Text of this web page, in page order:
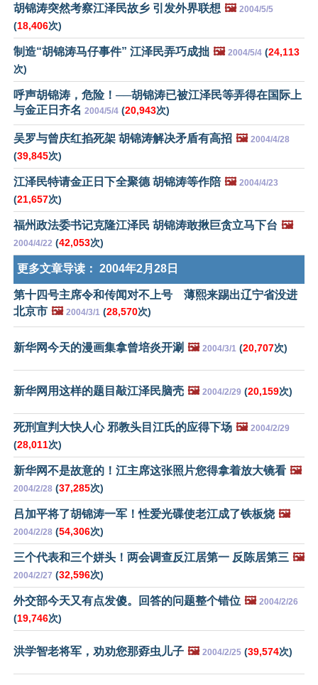
胡锦涛突然考察江泽民故乡 引发外界联想 🖼️ 2004/5/5
(18,406次)
制造“胡锦涛马仔事件” 江泽民弄巧成拙 🖼️ 2004/5/4 (24,113
次)
呼声胡锦涛，危险！──胡锦涛已被江泽民等弄得在国际上
与金正日齐名 2004/5/4 (20,943次)
吴罗与曾庆红掐死架 胡锦涛解决矛盾有高招 🖼️ 2004/4/28
(39,845次)
江泽民特请金正日下全聚德 胡锦涛等作陪 🖼️ 2004/4/23
(21,657次)
福州政法委书记克隆江泽民 胡锦涛敢揪巨贪立马下台 🖼️
2004/4/22 (42,053次)
更多文章导读： 2004年2月28日
第十四号主席令和传闻对不上号 薄熙来踢出辽宁省没进
北京市 🖼️ 2004/3/1 (28,570次)
新华网今天的漫画集拿曾培炎开涮 🖼️ 2004/3/1 (20,707次)
新华网用这样的题目敲江泽民脑壳 🖼️ 2004/2/29 (20,159次)
死刑宣判大快人心 邪教头目江氏的应得下场 🖼️ 2004/2/29
(28,011次)
新华网不是故意的！江主席这张照片您得拿着放大镜看 🖼️
2004/2/28 (37,285次)
吕加平将了胡锦涛一军！性爱光碟使老江成了铁板烧 🖼️
2004/2/28 (54,306次)
三个代表和三个姘头！两会调查反江居第一 反陈居第三 🖼️
2004/2/27 (32,596次)
外交部今天又有点发傻。回答的问题整个错位 🖼️ 2004/2/26
(19,746次)
洪学智老将军，劝劝您那孬虫儿子 🖼️ 2004/2/25 (39,574次)